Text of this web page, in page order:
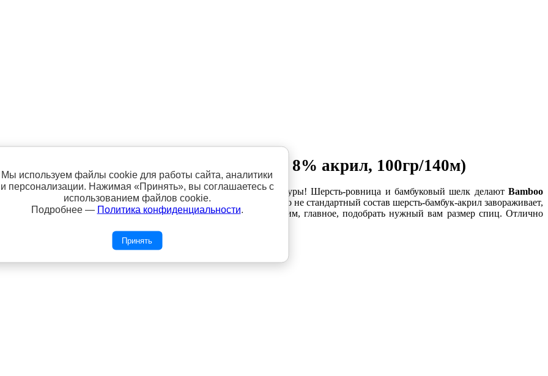
(48% бамбук, 44% шерсть, 8% акрил, 100гр/140м)
пряжа ручной прокраски, удивительной красоты и фактуры! Шерсть-ровница и бамбуковый шелк делаютBamboo
цвету и, по сечению,идеальная пряжа для фантазии. Совершенно не стандартный состав шерсть-бамбук-акрил завораживает,
Подойдет, как опытным вязальщицам, так и начинающим, главное, подобрать нужный вам размер спиц. Отлично
Мы используем файлы cookie для работы сайта, аналитики
и персонализации. Нажимая «Принять», вы соглашаетесь с
использованием файлов cookie.
Подробнее — Политика конфиденциальности.
Принять